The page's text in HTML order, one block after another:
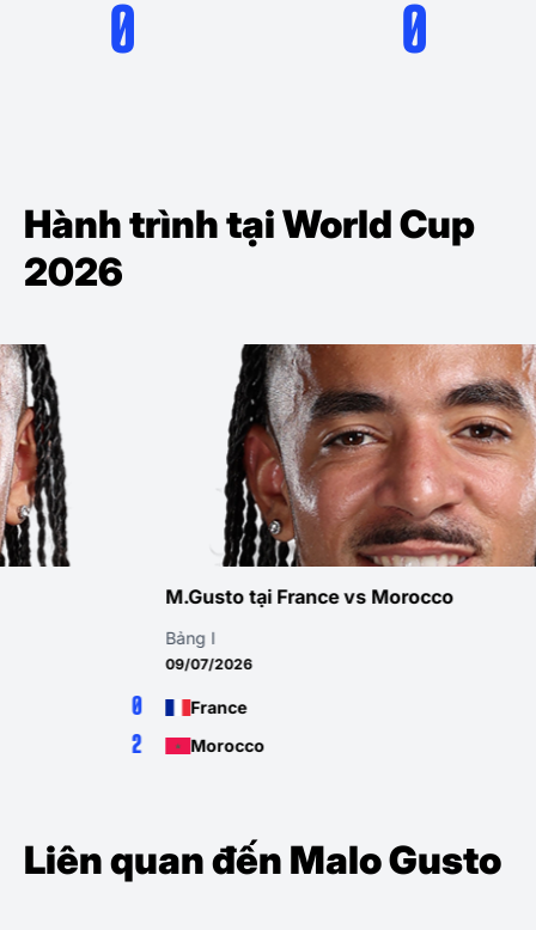
0 0
Hành trình tại World Cup
2026
M.Gusto tại France vs Morocco
Liên quan đến Malo Gusto